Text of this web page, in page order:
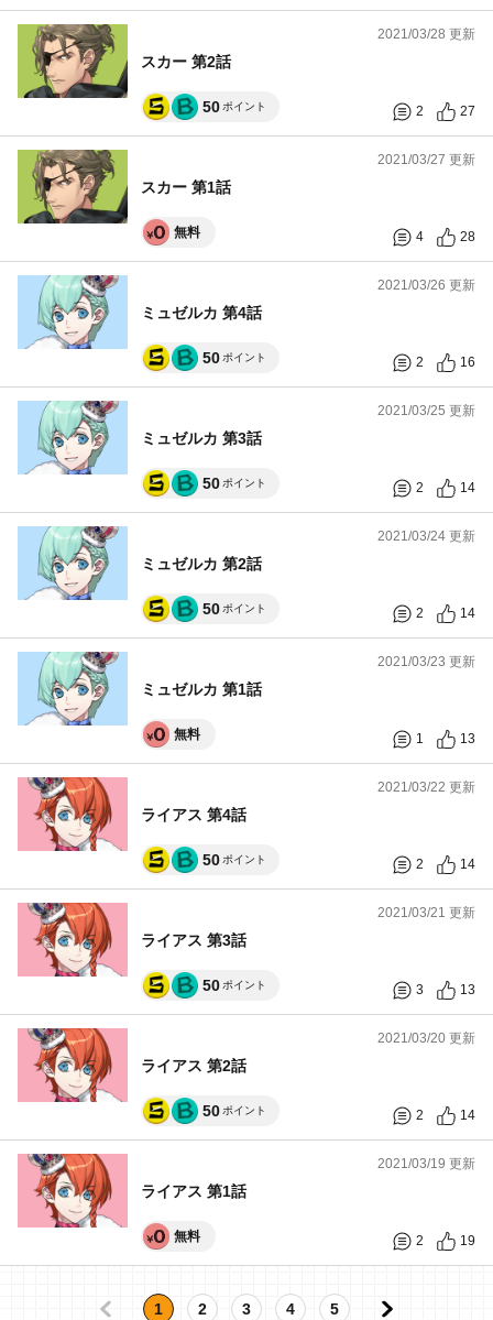
2021/03/28 更新
スカー 第2話
50 ポイント 2 27
2021/03/27 更新
スカー 第1話
無料 4 28
2021/03/26 更新
ミュゼルカ 第4話
50 ポイント 2 16
2021/03/25 更新
ミュゼルカ 第3話
50 ポイント 2 14
2021/03/24 更新
ミュゼルカ 第2話
50 ポイント 2 14
2021/03/23 更新
ミュゼルカ 第1話
無料 1 13
2021/03/22 更新
ライアス 第4話
50 ポイント 2 14
2021/03/21 更新
ライアス 第3話
50 ポイント 3 13
2021/03/20 更新
ライアス 第2話
50 ポイント 2 14
2021/03/19 更新
ライアス 第1話
無料 2 19
1 2 3 4 5